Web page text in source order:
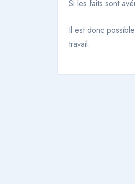
Si les faits sont
Il est donc
travail.